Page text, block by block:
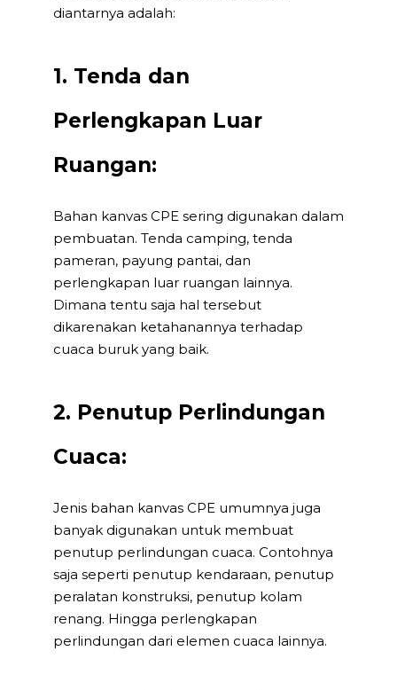
diantarnya adalah:
1. Tenda dan
Perlengkapan Luar
Ruangan:
Bahan kanvas CPE sering digunakan dalam
pembuatan. Tenda camping, tenda
pameran, payung pantai, dan
perlengkapan luar ruangan lainnya.
Dimana tentu saja hal tersebut
dikarenakan ketahanannya terhadap
cuaca buruk yang baik.
2. Penutup Perlindungan
Cuaca:
Jenis bahan kanvas CPE umumnya juga
banyak digunakan untuk membuat
penutup perlindungan cuaca. Contohnya
saja seperti penutup kendaraan, penutup
peralatan konstruksi, penutup kolam
renang. Hingga perlengkapan
perlindungan dari elemen cuaca lainnya.